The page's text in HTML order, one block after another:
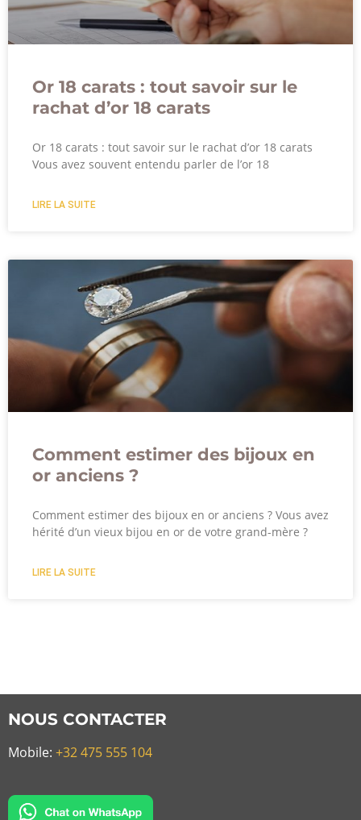
Or 18 carats : tout savoir sur le
rachat d’or 18 carats
Or 18 carats : tout savoir sur le rachat d’or 18 carats
Vous avez souvent entendu parler de l’or 18
LIRE LA SUITE
Comment estimer des bijoux en
or anciens ?
Comment estimer des bijoux en or anciens ? Vous avez
hérité d’un vieux bijou en or de votre grand-mère ?
LIRE LA SUITE
NOUS CONTACTER
Mobile: +32 475 555 104